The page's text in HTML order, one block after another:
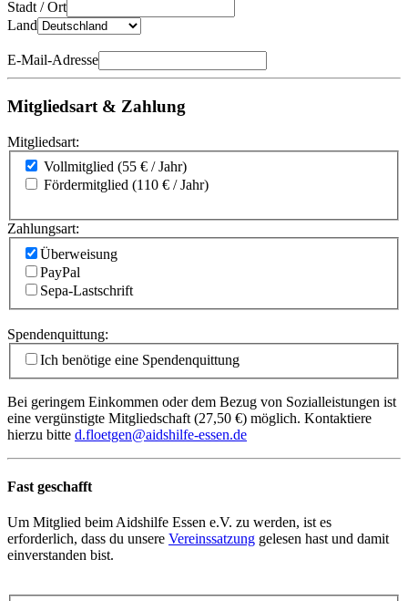
Stadt / Ort
Land
E-Mail-Adresse
Mitgliedsart & Zahlung
Mitgliedsart:
Vollmitglied (55 € / Jahr)
Fördermitglied (110 € / Jahr)
Zahlungsart:
Überweisung
PayPal
Sepa-Lastschrift
Spendenquittung:
Ich benötige eine Spendenquittung
Bei geringem Einkommen oder dem Bezug von Sozialleistungen ist
eine vergünstigte Mitgliedschaft (27,50 €) möglich. Kontaktiere
hierzu bitte d.floetgen@aidshilfe-essen.de
Fast geschafft
Um Mitglied beim Aidshilfe Essen e.V. zu werden, ist es
erforderlich, dass du unsere Vereinssatzung gelesen hast und damit
einverstanden bist.